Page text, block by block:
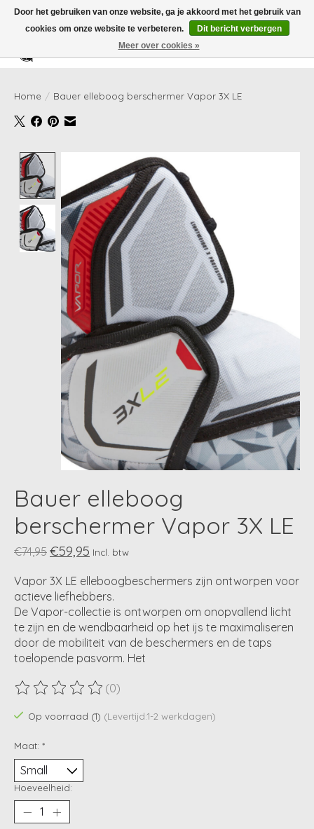
Verlanglijst
Home / Bauer elleboog berschermer Vapor 3X LE
Product image slideshow Items
Bauer elleboog
berschermer Vapor 3X LE
€74,95 €59,95 Incl. btw
Vapor 3X LE elleboogbeschermers zijn ontworpen voor
actieve liefhebbers.
De Vapor-collectie is ontworpen om onopvallend licht
te zijn en de wendbaarheid op het ijs te maximaliseren
door de mobiliteit van de beschermers en de taps
toelopende pasvorm. Het
De beoordeling van dit product is
(0)
Op voorraad (1) (Levertijd:1-2 werkdagen)
Maat: *
Hoeveelheid:
Door het gebruiken van onze website, ga je akkoord met het gebruik van
cookies om onze website te verbeteren.
Dit bericht verbergen
Meer over cookies »